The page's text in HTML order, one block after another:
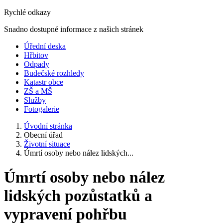
Rychlé odkazy
Snadno dostupné informace z našich stránek
Úřední deska
Hřbitov
Odpady
Budečské rozhledy
Katastr obce
ZŠ a MŠ
Služby
Fotogalerie
Úvodní stránka
Obecní úřad
Životní situace
Úmrtí osoby nebo nález lidských...
Úmrtí osoby nebo nález
lidských pozůstatků a
vypravení pohřbu